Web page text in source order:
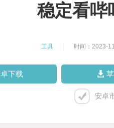
稳定看哔
工具 时间：2023-
下载
安卓